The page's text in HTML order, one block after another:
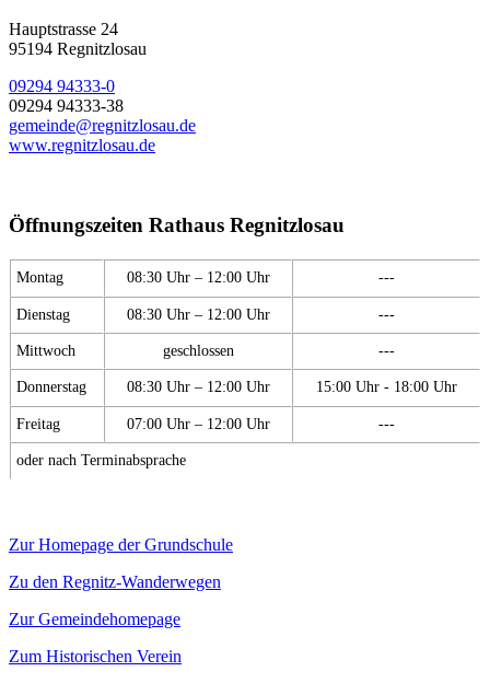
Hauptstrasse 24
95194 Regnitzlosau
09294 94333-0
09294 94333-38
gemeinde@regnitzlosau.de
www.regnitzlosau.de
Öffnungszeiten Rathaus Regnitzlosau
Montag 08:30 Uhr – 12:00 Uhr ---
Dienstag 08:30 Uhr – 12:00 Uhr ---
Mittwoch geschlossen ---
Donnerstag 08:30 Uhr – 12:00 Uhr 15:00 Uhr - 18:00 Uhr
Freitag 07:00 Uhr – 12:00 Uhr ---
oder nach Terminabsprache
Zur Homepage der Grundschule
Zu den Regnitz-Wanderwegen
Zur Gemeindehomepage
Zum Historischen Verein